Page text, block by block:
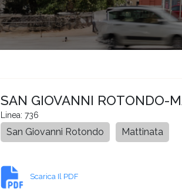
SAN GIOVANNI ROTONDO-
Linea: 736
San Giovanni Rotondo Mattinata
Scarica Il PDF